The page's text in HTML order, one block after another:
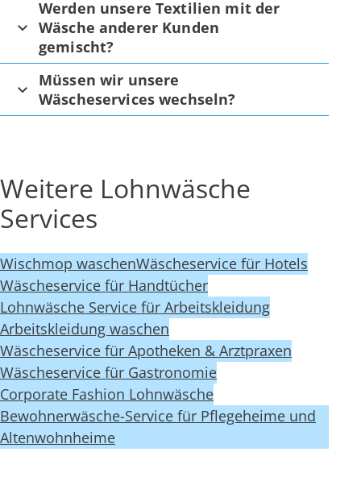
Werden unsere Textilien mit der
Wäsche anderer Kunden
gemischt?
Müssen wir unsere
Wäscheservices wechseln?
Weitere Lohnwäsche
Services
Wischmop waschenWäscheservice für Hotels
Wäscheservice für Handtücher
Lohnwäsche Service für Arbeitskleidung
Arbeitskleidung waschen
Wäscheservice für Apotheken & Arztpraxen
Wäscheservice für Gastronomie
Corporate Fashion Lohnwäsche
Bewohnerwäsche-Service für Pflegeheime und
Altenwohnheime